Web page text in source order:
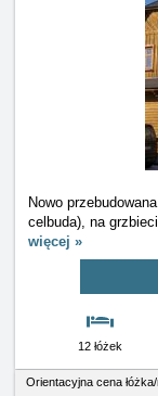
Nowo
celbuda), na
więcej »
12 łóżek
Orientacyjna cena